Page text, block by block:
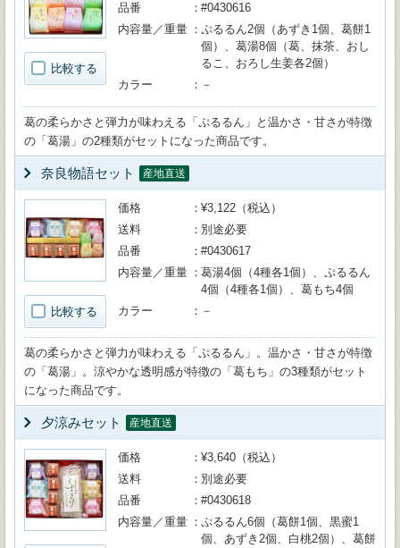
比較する
品番
#0430616
内容量／重量
ぷるるん2個（あずき1個、葛餅1
個）、葛湯8個（葛、抹茶、おし
るこ、おろし生姜各2個）
カラー
－
葛の柔らかさと弾力が味わえる「ぷるるん」と温かさ・甘さが特徴
の「葛湯」の2種類がセットになった商品です。
奈良物語セット 産地直送
比較する
価格
¥3,122（税込）
送料
別途必要
品番
#0430617
内容量／重量
葛湯4個（4種各1個）、ぷるるん
4個（4種各1個）、葛もち4個
カラー
－
葛の柔らかさと弾力が味わえる「ぷるるん」。温かさ・甘さが特徴
の「葛湯」。涼やかな透明感が特徴の「葛もち」の3種類がセット
になった商品です。
夕涼みセット 産地直送
価格
¥3,640（税込）
送料
別途必要
品番
#0430618
内容量／重量
ぷるるん6個（葛餅1個、黒蜜1
個、あずき2個、白桃2個）、葛餅